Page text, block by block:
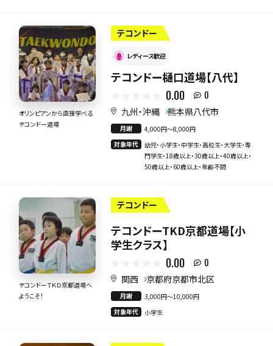
オリンピアンから直接学べる
テコンドー道場
テコンドー
レディース歓迎
テコンドー樋口道場【八代】
0.00 0
九州・沖縄 熊本県八代市
月謝
4,000円〜8,000円
対象年代
幼児・小学生・中学生・高校生・大学生・専
門学生・18歳以上・30歳以上・40歳以上・
50歳以上・60歳以上・年齢不問
テコンドーＴＫＤ京都道場へ
ようこそ！
テコンドー
テコンドーTKD京都道場【小
学生クラス】
0.00 0
関西 京都府京都市北区
月謝
3,000円〜10,000円
対象年代
小学生